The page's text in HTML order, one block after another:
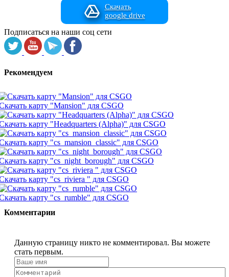
Скачать
google drive
Подписаться на наши соц сети
Рекомендуем
карту "Mansion" для CSGO
карту "Headquarters (Alpha)" для CSGO
карту "cs_mansion_classic" для CSGO
карту "cs_night_borough" для CSGO
карту "cs_riviera " для CSGO
карту "cs_rumble" для CSGO
Комментарии
Данную страницу никто не комментировал. Вы можете
стать первым.